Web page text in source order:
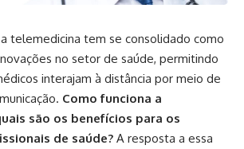
telemedicina tem se consolidado como
no setor de saúde, permitindo
interajam à distância por meio de
Como funciona a
são os benefícios para os
de saúde? A resposta a essa